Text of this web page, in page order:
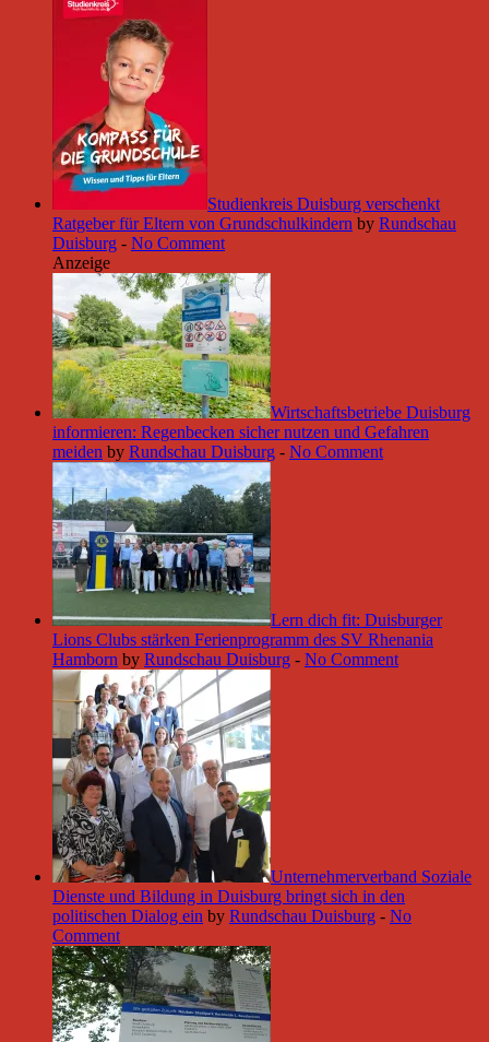
Studienkreis Duisburg verschenkt
Ratgeber für Eltern von Grundschulkindern by Rundschau
Duisburg - No Comment
Anzeige
Wirtschaftsbetriebe Duisburg
informieren: Regenbecken sicher nutzen und Gefahren
meiden by Rundschau Duisburg - No Comment
Lern dich fit: Duisburger
Lions Clubs stärken Ferienprogramm des SV Rhenania
Hamborn by Rundschau Duisburg - No Comment
Unternehmerverband Soziale
Dienste und Bildung in Duisburg bringt sich in den
politischen Dialog ein by Rundschau Duisburg - No
Comment